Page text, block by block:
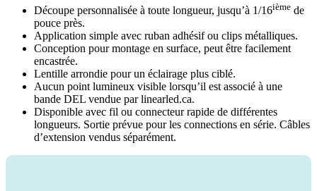
Découpe personnalisée à toute longueur, jusqu’à 1/16ième de
pouce près.
Application simple avec ruban adhésif ou clips métalliques.
Conception pour montage en surface, peut être facilement
encastrée.
Lentille arrondie pour un éclairage plus ciblé.
Aucun point lumineux visible lorsqu’il est associé à une
bande DEL vendue par linearled.ca.
Disponible avec fil ou connecteur rapide de différentes
longueurs. Sortie prévue pour les connections en série. Câbles
d’extension vendus séparément.